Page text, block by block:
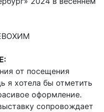
от посещения
я хотела бы отметить
оформление.
сопровождает